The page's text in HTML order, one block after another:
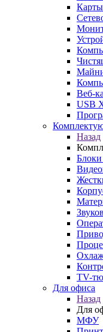
Веб-
USB
Назад
TV-
Для офиса
Назад
Для
МФУ